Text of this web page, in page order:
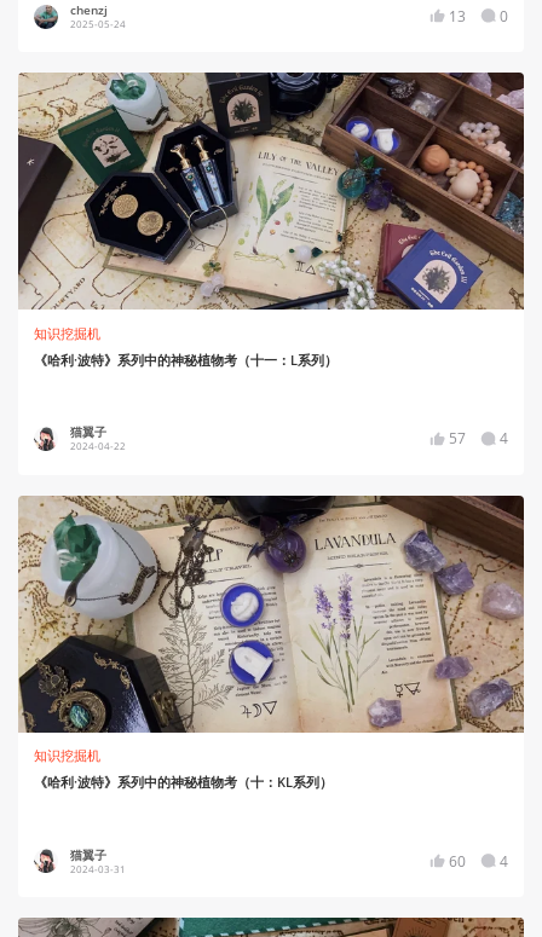
chenzj
2025-05-24 13 0
知识挖掘机
《哈利·波特》系列中的神秘植物考（十一：L系列）
猫翼子
2024-04-22 57 4
知识挖掘机
《哈利·波特》系列中的神秘植物考（十：KL系列）
猫翼子
2024-03-31 60 4